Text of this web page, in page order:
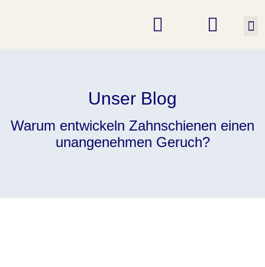
Unser Blog
Warum entwickeln Zahnschienen einen
unangenehmen Geruch?